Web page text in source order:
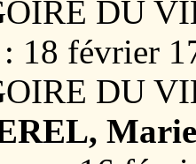
DU
: 18 février
DU